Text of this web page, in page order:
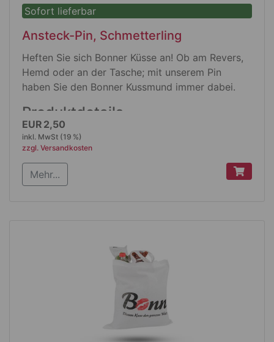
Sofort lieferbar
Ansteck-Pin, Schmetterling
Heften Sie sich Bonner Küsse an! Ob am Revers,
Hemd oder an der Tasche; mit unserem Pin
haben Sie den Bonner Kussmund immer dabei.
Produktdetails
Format: Elipse
mit Schmetterlingverschluß
Größe 20 mm x 12 mm
EUR 2,50
inkl. MwSt (19 %)
zzgl. Versandkosten
Mehr...